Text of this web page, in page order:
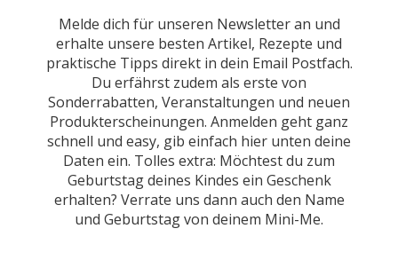
Melde dich für unseren Newsletter an und
erhalte unsere besten Artikel, Rezepte und
praktische Tipps direkt in dein Email Postfach.
Du erfährst zudem als erste von
Sonderrabatten, Veranstaltungen und neuen
Produkterscheinungen. Anmelden geht ganz
schnell und easy, gib einfach hier unten deine
Daten ein. Tolles extra: Möchtest du zum
Geburtstag deines Kindes ein Geschenk
erhalten? Verrate uns dann auch den Name
und Geburtstag von deinem Mini-Me.